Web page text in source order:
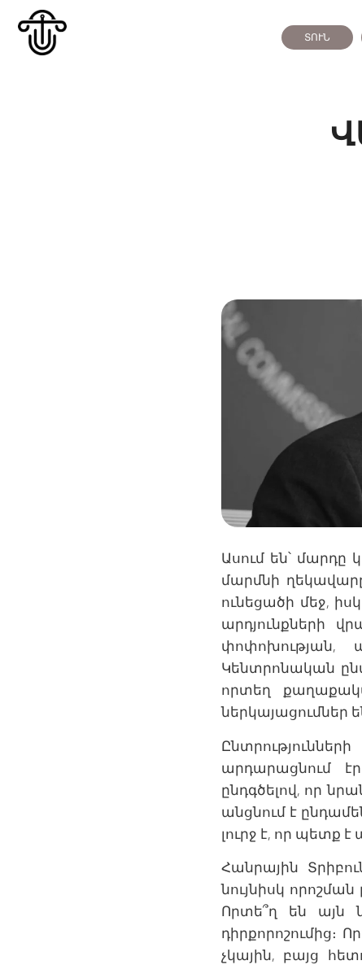
ՏՈՒՆ
Ասում են՝
մարմնի
ունեցածի մեջ,
արդյունքների
փոփոխության,
Կենտրոնական
որտեղ
ներկայացումներ
արդարացնում
ընդգծելով, որ
անցնում է
լուրջ է, որ պետք
Հանրային
նույնիսկ
Որտե՞ղ են այն
չկային, բայց